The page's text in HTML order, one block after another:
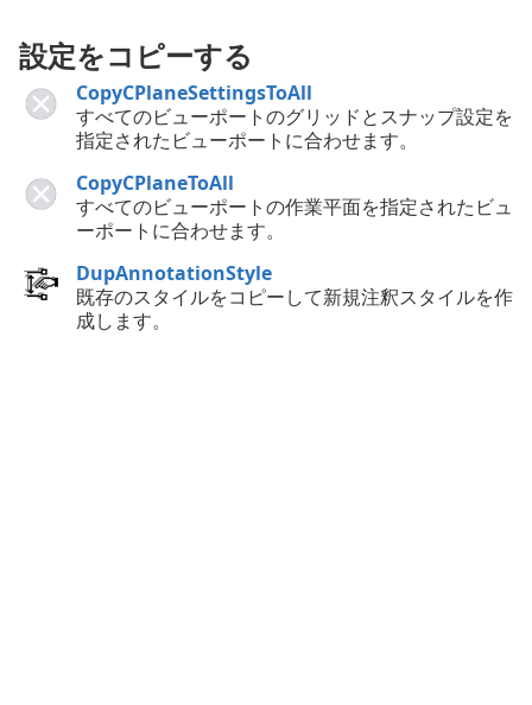
設定をコピーする
CopyCPlaneSettingsToAll
すべてのビューポートのグリッドとスナップ設定を
指定されたビューポートに合わせます。
CopyCPlaneToAll
すべてのビューポートの作業平面を指定されたビュ
ーポートに合わせます。
DupAnnotationStyle
既存のスタイルをコピーして新規注釈スタイルを作
成します。